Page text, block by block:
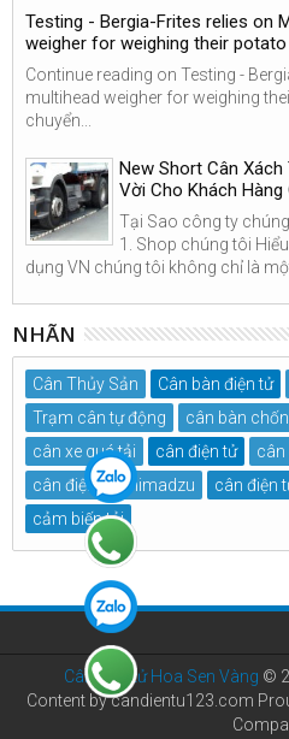
Testing - Bergia-Frites relies on
weigher for weighing their
Continue reading on Testing -
multihead weigher for weighing
chuyển...
New Short Cân
Vời Cho Khách Hàng
Tại Sao công ty
1. Shop chúng tôi
dụng VN chúng tôi không chỉ là một
NHÃN
Cân Thủy Sản Cân bàn điện tử
Trạm cân tự động
cân bàn
cân xe quá tải
cân điện tử
cân
cân điện tử Shimadzu
cân điện
cảm biến tải
Cân điện tử Hoa Sen Vàng ©
Content by candientu123.com